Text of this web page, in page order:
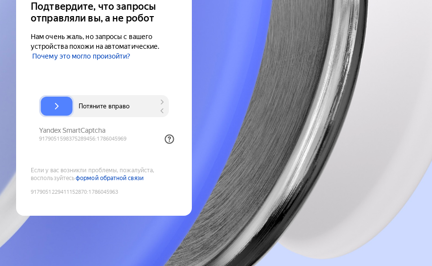
Подтвердите, что запросы
отправляли вы, а не робот
Нам очень жаль, но запросы с вашего
устройства похожи на автоматические.
Почему это могло произойти?
Если у вас возникли проблемы, пожалуйста,
воспользуйтесьформой обратной связи
9179051229411152870:1786045963